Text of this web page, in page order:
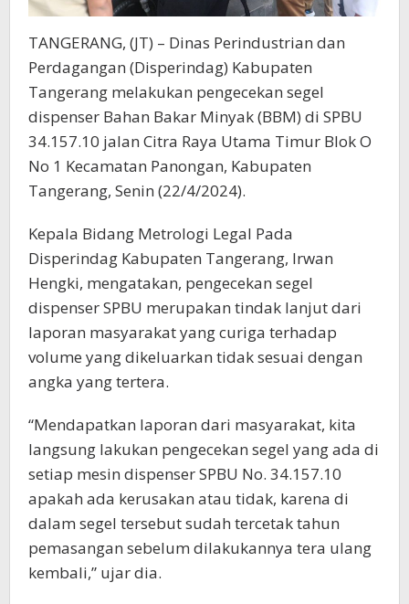
TANGERANG, (JT) – Dinas Perindustrian dan
Perdagangan (Disperindag) Kabupaten
Tangerang melakukan pengecekan segel
dispenser Bahan Bakar Minyak (BBM) di SPBU
34.157.10 jalan Citra Raya Utama Timur Blok O
No 1 Kecamatan Panongan, Kabupaten
Tangerang, Senin (22/4/2024).
Kepala Bidang Metrologi Legal Pada
Disperindag Kabupaten Tangerang, Irwan
Hengki, mengatakan, pengecekan segel
dispenser SPBU merupakan tindak lanjut dari
laporan masyarakat yang curiga terhadap
volume yang dikeluarkan tidak sesuai dengan
angka yang tertera.
“Mendapatkan laporan dari masyarakat, kita
langsung lakukan pengecekan segel yang ada di
setiap mesin dispenser SPBU No. 34.157.10
apakah ada kerusakan atau tidak, karena di
dalam segel tersebut sudah tercetak tahun
pemasangan sebelum dilakukannya tera ulang
kembali,” ujar dia.